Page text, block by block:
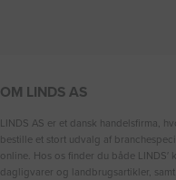
OM LINDS AS
LINDS AS er et dansk handelsfirma,
bestille et stort udvalg af
online. Hos os finder du både LINDS′
dagligvarer og landbrugsartikler,